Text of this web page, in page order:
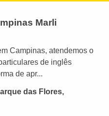
Marli
Campinas, atendemos o
de inglês
de apr...
das Flores,